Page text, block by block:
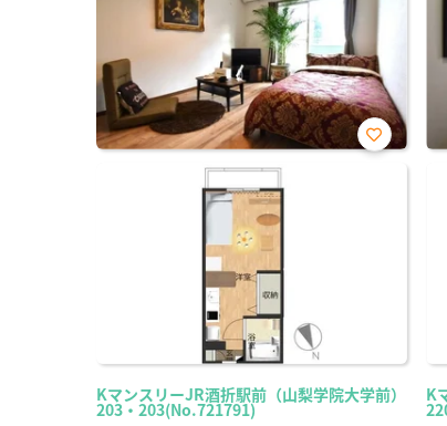
KマンスリーJR酒折駅前（山梨学院大学前）
203・203(No.721791)
お気
K